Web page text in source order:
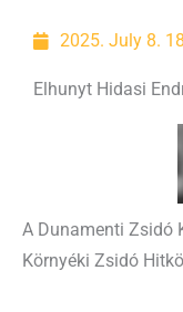
2025. July 8.
Elhunyt Hidasi
A Dunamenti Zsidó
Környéki Zsidó